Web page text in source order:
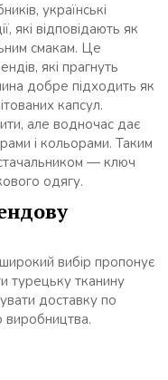
українські
які відповідають як
смакам. Це
які прагнуть
добре підходить як
капсул.
але водночас дає
і кольорами. Таким
— ключ
одягу.
широкий вибір пропонує
турецьку тканину
доставку по
виробництва.